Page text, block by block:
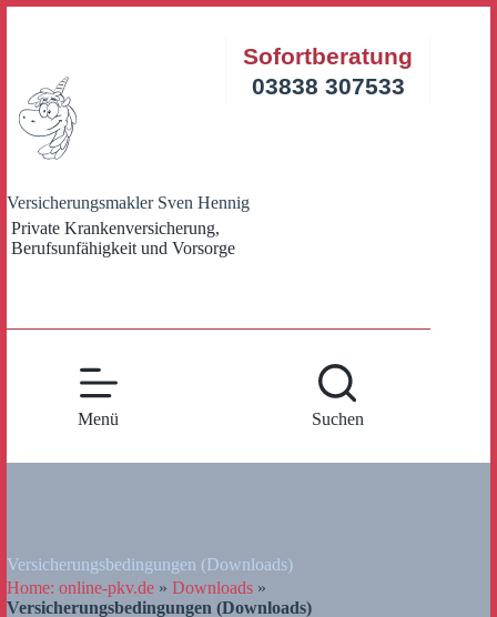
Versicherungsmakler Sven Hennig
Private Krankenversicherung,
Berufsunfähigkeit und Vorsorge
Sofortberatung
03838 307533
Menü Suchen
Versicherungsbedingungen (Downloads)
Home: online-pkv.de » Downloads »
Versicherungsbedingungen (Downloads)